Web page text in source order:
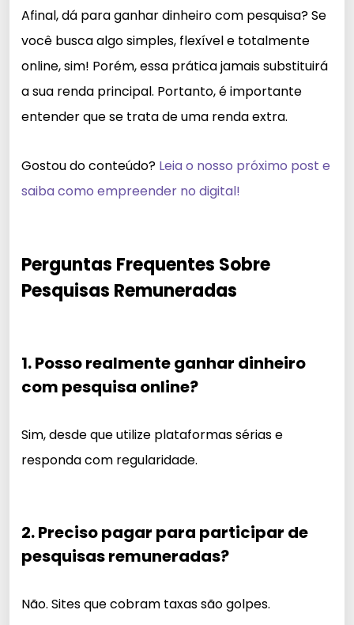
Afinal, dá para ganhar dinheiro com pesquisa? Se
você busca algo simples, flexível e totalmente
online, sim! Porém, essa prática jamais substituirá
a sua renda principal. Portanto, é importante
entender que se trata de uma renda extra.
Gostou do conteúdo? Leia o nosso próximo post e
saiba como empreender no digital!
Perguntas Frequentes Sobre
Pesquisas Remuneradas
1. Posso realmente ganhar dinheiro
com pesquisa online?
Sim, desde que utilize plataformas sérias e
responda com regularidade.
2. Preciso pagar para participar de
pesquisas remuneradas?
Não. Sites que cobram taxas são golpes.